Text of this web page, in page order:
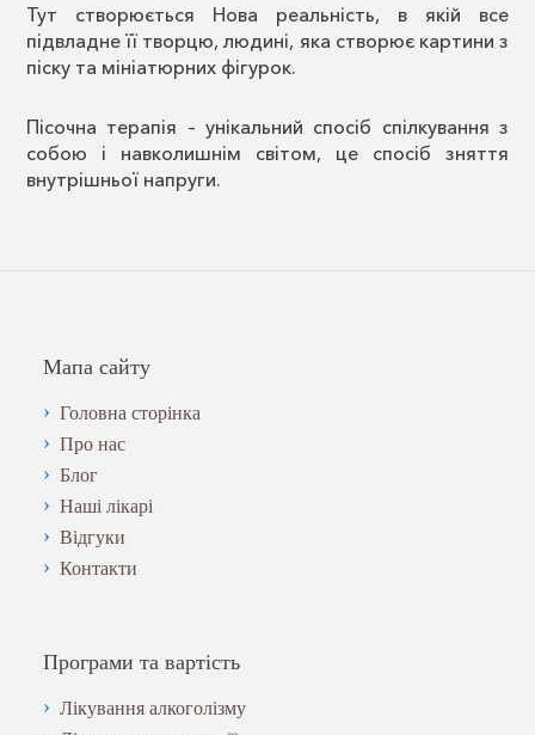
Тут створюється Нова реальність, в якій все
підвладне її творцю, людині, яка створює картини з
піску та мініатюрних фігурок.
Пісочна терапія – унікальний спосіб спілкування з
собою і навколишнім світом, це спосіб зняття
внутрішньої напруги.
Мапа сайту
Головна сторінка
Про нас
Блог
Наші лікарі
Відгуки
Контакти
Програми та вартість
Лікування алкоголізму